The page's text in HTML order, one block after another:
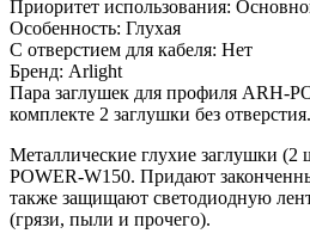
Приоритет использования:
Особенность: Глухая
С отверстием для кабеля: Нет
Бренд: Arlight
Пара заглушек для профиля ARH-
комплекте 2 заглушки без отверстия.
Металлические глухие заглушки
POWER-W150. Придают
также защищают светодиодную
(грязи, пыли и прочего).